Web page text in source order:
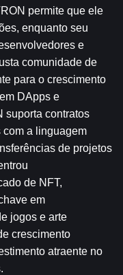
permite que ele
enquanto seu
e
comunidade de
para o crescimento
DApps e
suporta contratos
a linguagem
de projetos
de NFT,
em
jogos e arte
crescimento
atraente no